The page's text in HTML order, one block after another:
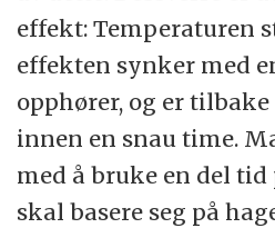
effekt: Temperaturen
effekten synker med
opphører, og er
innen en snau time.
med å bruke en del
skal basere seg på